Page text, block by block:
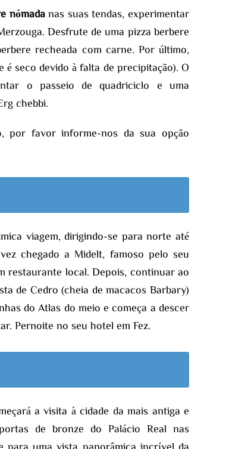
nómadanas suas tendas, experimentar
Desfrute de uma pizza berbere
recheada com carne. Por último,
seco devido à falta de precipitação). O
o passeio de quadriciclo e uma
chebbi.
por favor informe-nos da sua opção
viagem, dirigindo-se para norte até
chegado a Midelt, famoso pelo seu
restaurante local. Depois, continuar ao
de Cedro (cheia de macacos Barbary)
do Atlas do meio e começa a descer
Pernoite no seu hotel em Fez.
a visita à cidade da mais antiga e
de bronze do Palácio Real nas
uma vista panorâmica incrível da